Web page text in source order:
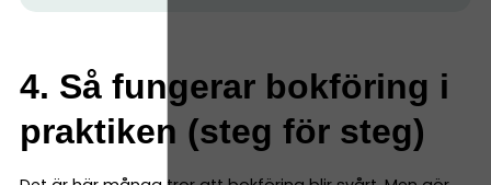
4. Så fungerar bokföring i
praktiken (steg för steg)